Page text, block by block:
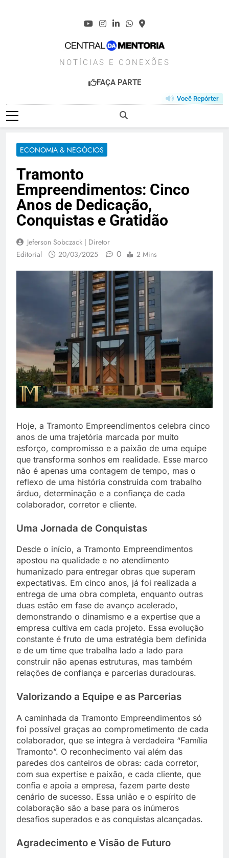
NOTÍCIAS E CONEXÕES
FAÇA PARTE
Você Repórter
ECONOMIA & NEGÓCIOS
Tramonto
Empreendimentos: Cinco
Anos de Dedicação,
Conquistas e Gratidão
Jeferson Sobczack | Diretor
Editorial
20/03/2025 0 2 Mins
Hoje, a Tramonto Empreendimentos celebra cinco
anos de uma trajetória marcada por muito
esforço, compromisso e a paixão de uma equipe
que transforma sonhos em realidade. Esse marco
não é apenas uma contagem de tempo, mas o
reflexo de uma história construída com trabalho
árduo, determinação e a confiança de cada
colaborador, corretor e cliente.
Uma Jornada de Conquistas
Desde o início, a Tramonto Empreendimentos
apostou na qualidade e no atendimento
humanizado para entregar obras que superam
expectativas. Em cinco anos, já foi realizada a
entrega de uma obra completa, enquanto outras
duas estão em fase de avanço acelerado,
demonstrando o dinamismo e a expertise que a
empresa cultiva em cada projeto. Essa evolução
constante é fruto de uma estratégia bem definida
e de um time que trabalha lado a lado para
construir não apenas estruturas, mas também
relações de confiança e parcerias duradouras.
Valorizando a Equipe e as Parcerias
A caminhada da Tramonto Empreendimentos só
foi possível graças ao comprometimento de cada
colaborador, que se integra à verdadeira “Família
Tramonto”. O reconhecimento vai além das
paredes dos canteiros de obras: cada corretor,
com sua expertise e paixão, e cada cliente, que
confia e apoia a empresa, fazem parte deste
cenário de sucesso. Essa união e o espírito de
colaboração são a base para os inúmeros
desafios superados e as conquistas alcançadas.
Agradecimento e Visão de Futuro